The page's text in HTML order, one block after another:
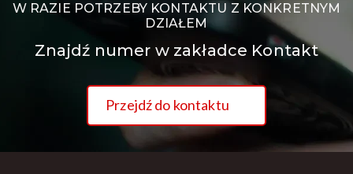
W RAZIE POTRZEBY KONTAKTU Z KONKRETNYM
DZIAŁEM
Znajdź numer w zakładce Kontakt
Przejdź do kontaktu